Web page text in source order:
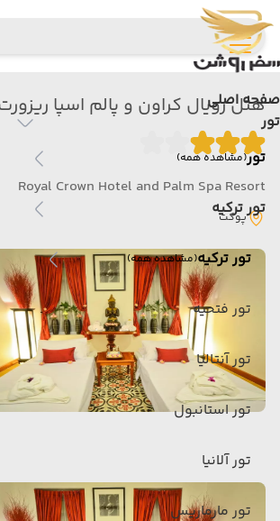
صفحه اصلی
تور
تور(مشاهده همه)
تور ترکیه
تور ترکیه(مشاهده همه)
تور فتحیه
تور آنتالیا
تور استانبول
تور آلانیا
تور مارماریس
هتل رویال کراون و پالم اسپا
Royal Crown Hotel and Palm Spa Resort
پوکت